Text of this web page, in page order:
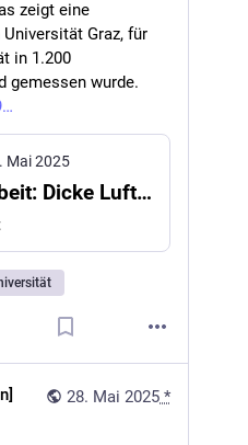
zeigt eine
Graz, für
in 1.200
gemessen wurde.
Mai 2025
Schularbeit: Dicke Luft in Österreichs Klassenzimmern
28. Mai 2025 *